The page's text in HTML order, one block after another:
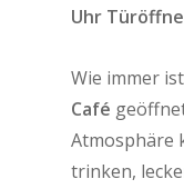
Uhr
Wie immer ist
Café
Atmosphäre
trinken,